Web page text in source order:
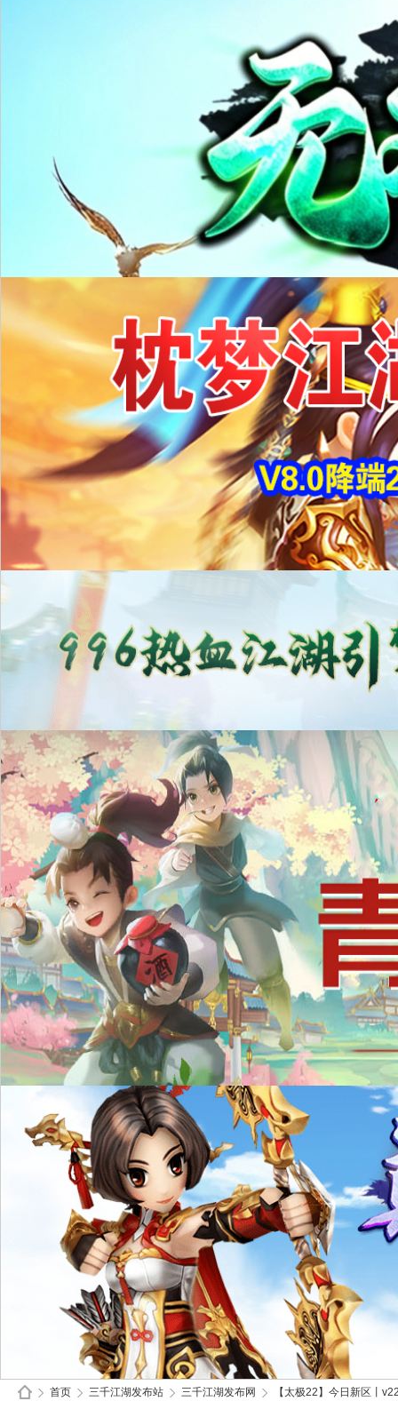
首页 三千江湖发布站 三千江湖发布网 【太极22】今日新区丨